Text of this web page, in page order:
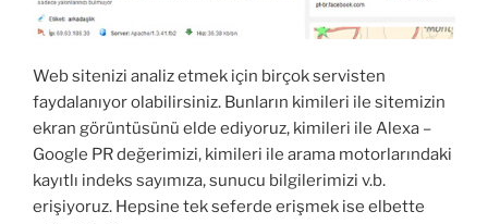
Web sitenizi analiz etmek için birçok servisten
faydalanıyor olabilirsiniz. Bunların kimileri ile sitemizin
ekran görüntüsünü elde ediyoruz, kimileri ile Alexa –
Google PR değerimizi, kimileri ile arama motorlarındaki
kayıtlı indeks sayımıza, sunucu bilgilerimizi v.b.
erişiyoruz. Hepsine tek seferde erişmek ise elbette